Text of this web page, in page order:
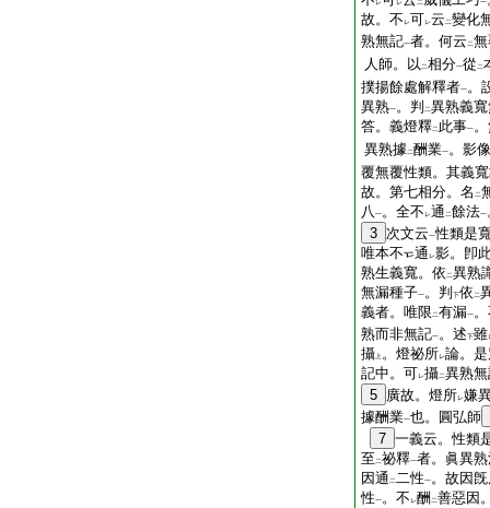
レ レ 二 一
故。不 レ可レ云 二變化
熟無記一者。何云 二
人師。以 二相分一從 二
撲揚餘處解釋者一。
異熟一。判 二異熟義
答。義燈釋二 此事一
異熟據二酬業一。影
覆無覆性類。其義
故。第七相分。名 二
八一。全不 レ通 二餘法一
3 次文云一性類是
唯本不
通 レ影。卽
熟生義寬。依 二異熟
無漏種子一。判 下依 二
義者。唯限 二有漏一
熟而非無記一。述下雖
攝 上 。燈祕所レ論。
記中。可レ攝二異熟
5 廣故。燈所レ嫌
據酬業一也。圓弘師
7 一義云。性類
至 二祕釋一者。眞異
因通 二二性一。故因
性一。不 レ酬 二善惡因